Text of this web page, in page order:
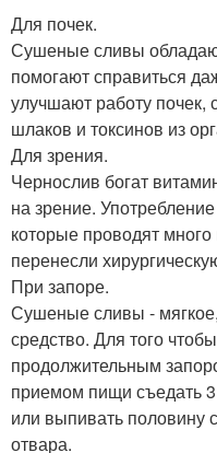
Для почек.
Сушеные сливы
помогают справиться
улучшают работу
шлаков и токсинов из
Для зрения.
Чернослив богат
на зрение.
которые проводят
перенесли
При запоре.
Сушеные сливы -
средство. Для того
продолжительным
приемом пищи съедать
или выпивать половину
отвара.